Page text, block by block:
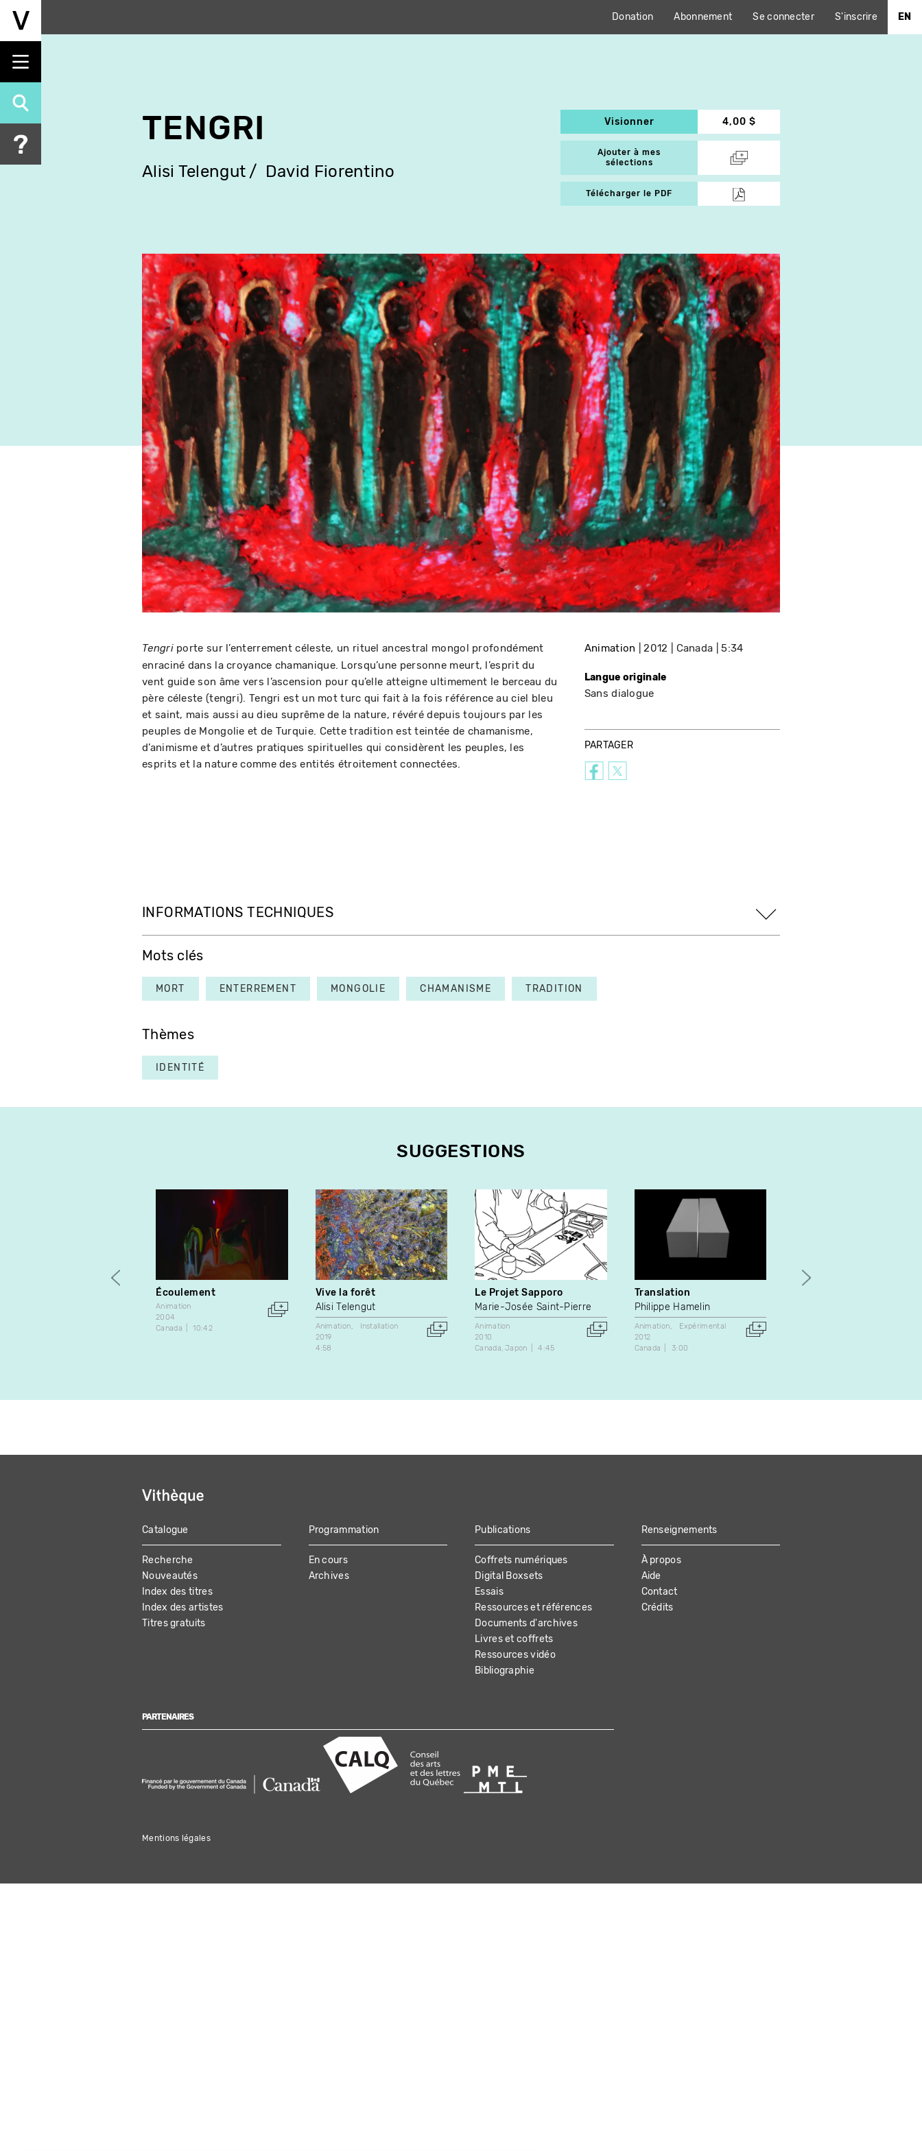
Aller
principal
Donation Abonnement Se connecter S'inscrire EN
TENGRI
Alisi Telengut David Fiorentino
Visionner 4,00 $
Ajouter à mes
sélections
Télécharger le PDF
Tengriporte sur l’enterrement céleste, un rituel ancestral mongol profondément
enraciné dans la croyance chamanique. Lorsqu’une personne meurt, l’esprit du
vent guide son âme vers l’ascension pour qu’elle atteigne ultimement le berceau du
père céleste (tengri). Tengri est un mot turc qui fait à la fois référence au ciel bleu
et saint, mais aussi au dieu suprême de la nature, révéré depuis toujours par les
peuples de Mongolie et de Turquie. Cette tradition est teintée de chamanisme,
d’animisme et d’autres pratiques spirituelles qui considèrent les peuples, les
esprits et la nature comme des entités étroitement connectées.
Animation 2012 Canada 5:34
Langue originale
Sans dialogue
PARTAGER
INFORMATIONS TECHNIQUES
Mots clés
MORT ENTERREMENT MONGOLIE CHAMANISME TRADITION
Thèmes
IDENTITÉ
SUGGESTIONS
Écoulement
Animation
2004
Canada
10:42
Vive la forêt
Alisi Telengut
Animation
Installation
2019
4:58
Le Projet Sapporo
Marie-Josée Saint-Pierre
Animation
2010
Canada Japon 4:45
Translation
Philippe Hamelin
Animation
Expérimental
2012
Canada
3:00
MAIN
NAVIGATION
Catalogue
Recherche
Nouveautés
Index des titres
Index des artistes
Titres gratuits
Programmation
En cours
Archives
Publications
Coffrets numériques
Digital Boxsets
Essais
Ressources et références
Documents d'archives
Livres et coffrets
Ressources vidéo
Bibliographie
Renseignements
À propos
Aide
Contact
Crédits
PARTENAIRES
Mentions légales